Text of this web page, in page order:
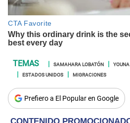
SAMAHARA LOBATÓN YOUNA
ESTADOS UNIDOS
MIGRACIONES
Prefiero a El Popular en Google